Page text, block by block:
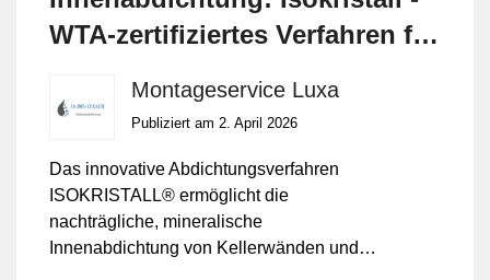
WTA‑zertifiziertes Verfahren für
Montageservice Luxa
Publiziert am 2. April 2026
Das innovative Abdichtungsverfahren
ISOKRISTALL® ermöglicht die
nachträgliche, mineralische
Innenabdichtung von Kellerwänden und